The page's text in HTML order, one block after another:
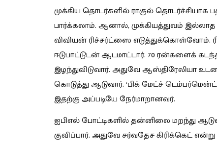
முக்கிய தொடர்களில் ராகுல்
பார்க்கலாம். ஆனால், முக்கியத்துவம் இல்லாத
விவியன் ரிச்சர்ட்ஸை எடுத்துக்கொள்வோம்.
ஈடுபாட்டுடன் ஆடமாட்டார். 70 ரன்களைக்
இழந்துவிடுவார். அதுவே ஆஸ்திரேலியா
கொடுத்து ஆடுவார். ‘பிக் மேட்ச் டெம்பர்மென்ட்’
இதற்கு அப்படியே நேர்மாறானவர்.
ஐபிஎல் போட்டிகளில் தன்னிலை மறந்து
குவிப்பார். அதுவே சர்வதேச கிரிக்கெட்